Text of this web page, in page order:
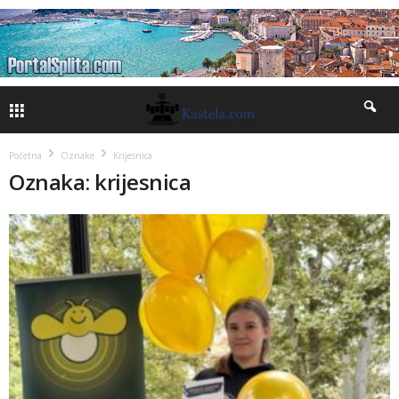
Početna Oznake Krijesnica
Oznaka: krijesnica